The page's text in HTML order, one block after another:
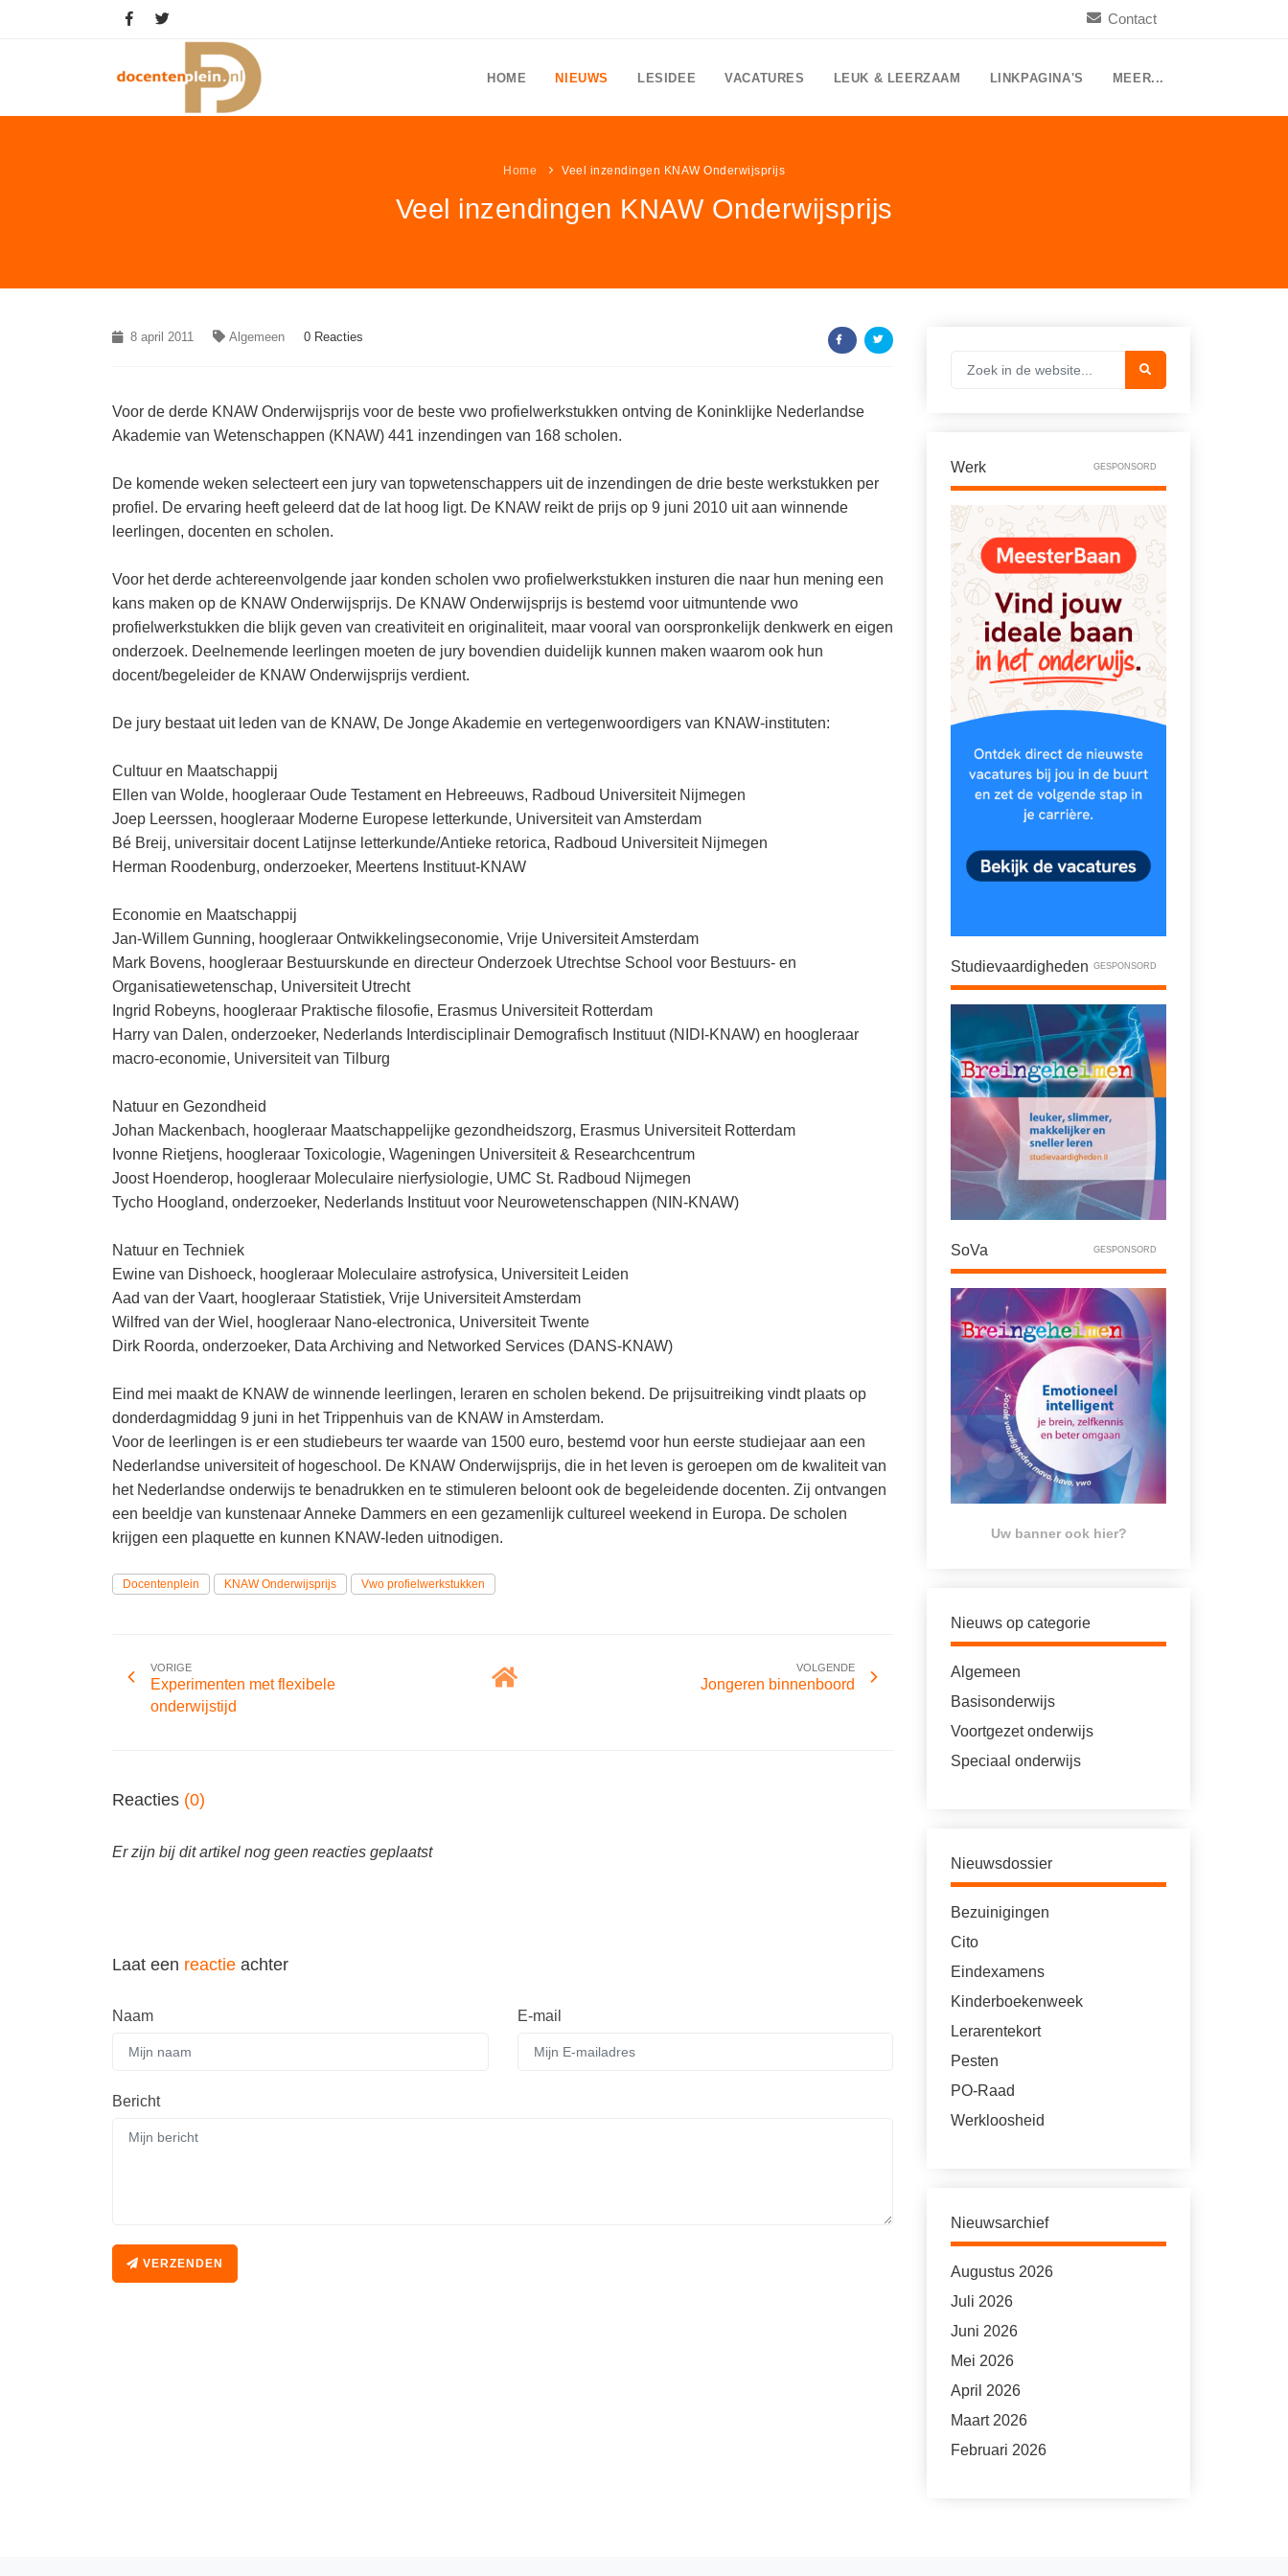
Contact
HOME NIEUWS LESIDEE VACATURES LEUK & LEERZAAM LINKPAGINA'S MEER...
Home Veel inzendingen KNAW Onderwijsprijs
Veel inzendingen KNAW Onderwijsprijs
8 april 2011 Algemeen 0 Reacties
Voor de derde KNAW Onderwijsprijs voor de beste vwo profielwerkstukken ontving de Koninklijke Nederlandse
Akademie van Wetenschappen (KNAW) 441 inzendingen van 168 scholen.
De komende weken selecteert een jury van topwetenschappers uit de inzendingen de drie beste werkstukken per
profiel. De ervaring heeft geleerd dat de lat hoog ligt. De KNAW reikt de prijs op 9 juni 2010 uit aan winnende
leerlingen, docenten en scholen.
Voor het derde achtereenvolgende jaar konden scholen vwo profielwerkstukken insturen die naar hun mening een
kans maken op de KNAW Onderwijsprijs. De KNAW Onderwijsprijs is bestemd voor uitmuntende vwo
profielwerkstukken die blijk geven van creativiteit en originaliteit, maar vooral van oorspronkelijk denkwerk en eigen
onderzoek. Deelnemende leerlingen moeten de jury bovendien duidelijk kunnen maken waarom ook hun
docent/begeleider de KNAW Onderwijsprijs verdient.
De jury bestaat uit leden van de KNAW, De Jonge Akademie en vertegenwoordigers van KNAW-instituten:
Cultuur en Maatschappij
Ellen van Wolde, hoogleraar Oude Testament en Hebreeuws, Radboud Universiteit Nijmegen
Joep Leerssen, hoogleraar Moderne Europese letterkunde, Universiteit van Amsterdam
Bé Breij, universitair docent Latijnse letterkunde/Antieke retorica, Radboud Universiteit Nijmegen
Herman Roodenburg, onderzoeker, Meertens Instituut-KNAW
Economie en Maatschappij
Jan-Willem Gunning, hoogleraar Ontwikkelingseconomie, Vrije Universiteit Amsterdam
Mark Bovens, hoogleraar Bestuurskunde en directeur Onderzoek Utrechtse School voor Bestuurs- en
Organisatiewetenschap, Universiteit Utrecht
Ingrid Robeyns, hoogleraar Praktische filosofie, Erasmus Universiteit Rotterdam
Harry van Dalen, onderzoeker, Nederlands Interdisciplinair Demografisch Instituut (NIDI-KNAW) en hoogleraar
macro-economie, Universiteit van Tilburg
Natuur en Gezondheid
Johan Mackenbach, hoogleraar Maatschappelijke gezondheidszorg, Erasmus Universiteit Rotterdam
Ivonne Rietjens, hoogleraar Toxicologie, Wageningen Universiteit & Researchcentrum
Joost Hoenderop, hoogleraar Moleculaire nierfysiologie, UMC St. Radboud Nijmegen
Tycho Hoogland, onderzoeker, Nederlands Instituut voor Neurowetenschappen (NIN-KNAW)
Natuur en Techniek
Ewine van Dishoeck, hoogleraar Moleculaire astrofysica, Universiteit Leiden
Aad van der Vaart, hoogleraar Statistiek, Vrije Universiteit Amsterdam
Wilfred van der Wiel, hoogleraar Nano-electronica, Universiteit Twente
Dirk Roorda, onderzoeker, Data Archiving and Networked Services (DANS-KNAW)
Eind mei maakt de KNAW de winnende leerlingen, leraren en scholen bekend. De prijsuitreiking vindt plaats op
donderdagmiddag 9 juni in het Trippenhuis van de KNAW in Amsterdam.
Voor de leerlingen is er een studiebeurs ter waarde van 1500 euro, bestemd voor hun eerste studiejaar aan een
Nederlandse universiteit of hogeschool. De KNAW Onderwijsprijs, die in het leven is geroepen om de kwaliteit van
het Nederlandse onderwijs te benadrukken en te stimuleren beloont ook de begeleidende docenten. Zij ontvangen
een beeldje van kunstenaar Anneke Dammers en een gezamenlijk cultureel weekend in Europa. De scholen
krijgen een plaquette en kunnen KNAW-leden uitnodigen.
Docentenplein KNAW Onderwijsprijs Vwo profielwerkstukken
VORIGE
Experimenten met flexibele
onderwijstijd
VOLGENDE
Jongeren binnenboord
Reacties (0)
Er zijn bij dit artikel nog geen reacties geplaatst
Laat een reactie achter
Naam E-mail
Bericht
VERZENDEN
Werk GESPONSORD
Studievaardigheden GESPONSORD
SoVa GESPONSORD
Uw banner ook hier?
Nieuws op categorie
Algemeen
Basisonderwijs
Voortgezet onderwijs
Speciaal onderwijs
Nieuwsdossier
Bezuinigingen
Cito
Eindexamens
Kinderboekenweek
Lerarentekort
Pesten
PO-Raad
Werkloosheid
Nieuwsarchief
Augustus 2026
Juli 2026
Juni 2026
Mei 2026
April 2026
Maart 2026
Februari 2026